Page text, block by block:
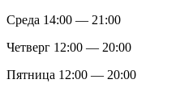
Среда 14:00 — 21:00
Четверг 12:00 — 20:00
Пятница 12:00 — 20:00